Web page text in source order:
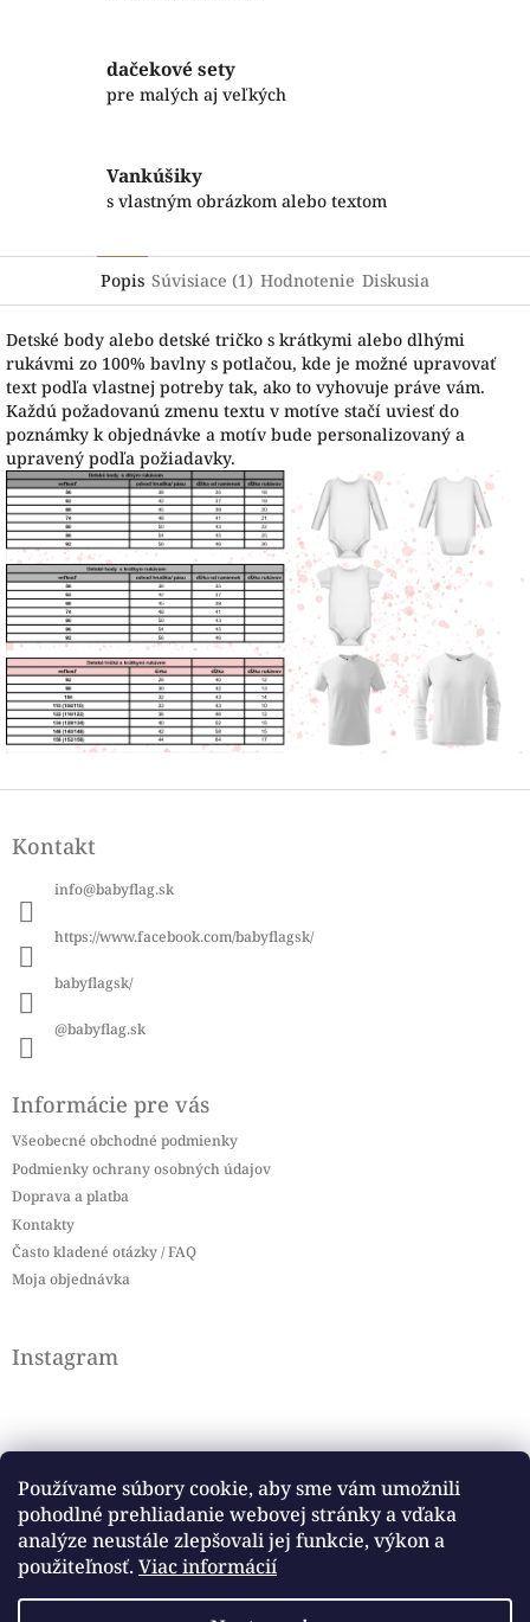
Používame súbory cookie, aby sme vám umožnili
pohodlné prehliadanie webovej stránky a vďaka
analýze neustále zlepšovali jej funkcie, výkon a
použiteľnosť. Viac informácií
dačekové sety
pre malých aj veľkých
Vankúšiky
s vlastným obrázkom alebo textom
Popis Súvisiace (1) Hodnotenie Diskusia
Detské body alebo detské tričko s krátkymi alebo dlhými
rukávmi zo 100% bavlny s potlačou, kde je možné upravovať
text podľa vlastnej potreby tak, ako to vyhovuje práve vám.
Každú požadovanú zmenu textu v motíve stačí uviesť do
poznámky k objednávke a motív bude personalizovaný a
upravený podľa požiadavky.
pKontakt
info@babyflag.sk
https://www.facebook.com/babyflagsk/
babyflagsk/
@babyflag.sk
Informácie pre vás
Všeobecné obchodné podmienky
Podmienky ochrany osobných údajov
Doprava a platba
Kontakty
Často kladené otázky / FAQ
Moja objednávka
Instagram
Sledovať na Instagrame
Facebook